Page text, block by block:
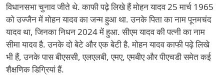
विधानसभा चुनाव जीते थे. काफी पढ़े लिखे हैं मोहन यादव 25 मार्च 1965
को उज्जैन में मोहन यादव का जन्म हुआ था. उनके पिता का नाम पूनमचंद
यादव था, जिनका निधन 2024 में हुआ. सीएम यादव की पत्नी का नाम
सीमा यादव है. उनके दो बेटे और एक बेटी है. मोहन यादव काफी पढ़े लिखे
भी हैं, उनके पास बीएससी, एलएलबी, एमए, एमबीए और पीएचडी समेत कई
शैक्षणिक डिग्रियां हैं.